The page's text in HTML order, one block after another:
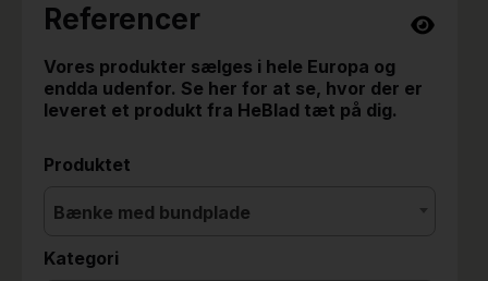
Referencer
Vores produkter sælges i hele Europa og
endda udenfor. Se her for at se, hvor der er
leveret et produkt fra HeBlad tæt på dig.
Produktet
Bænke med bundplade
Kategori